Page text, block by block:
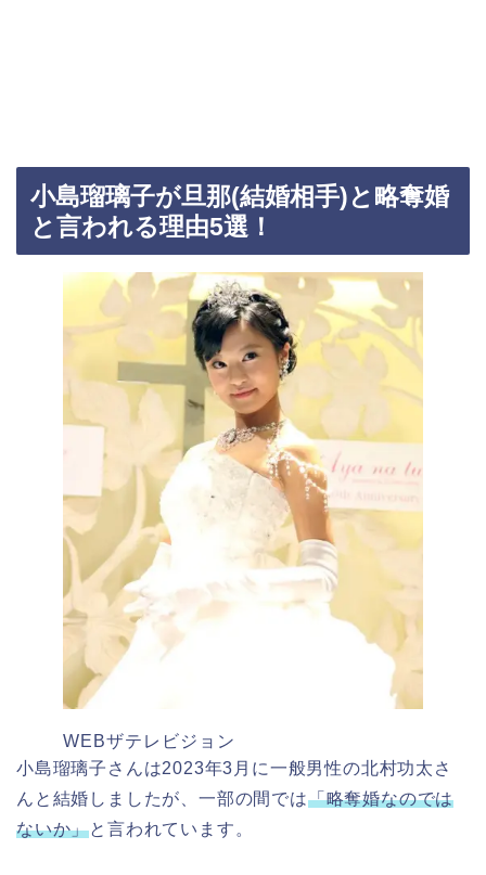
小島瑠璃子が旦那(結婚相手)と略奪婚
と言われる理由5選！
WEBザテレビジョン
小島瑠璃子さんは2023年3月に一般男性の北村功太さ
んと結婚しましたが、一部の間では「略奪婚なのでは
ないか」と言われています。